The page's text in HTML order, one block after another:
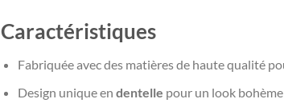
Caractéristiques
Fabriquée avec des matières de haute qualité
Design unique en dentelle pour un look